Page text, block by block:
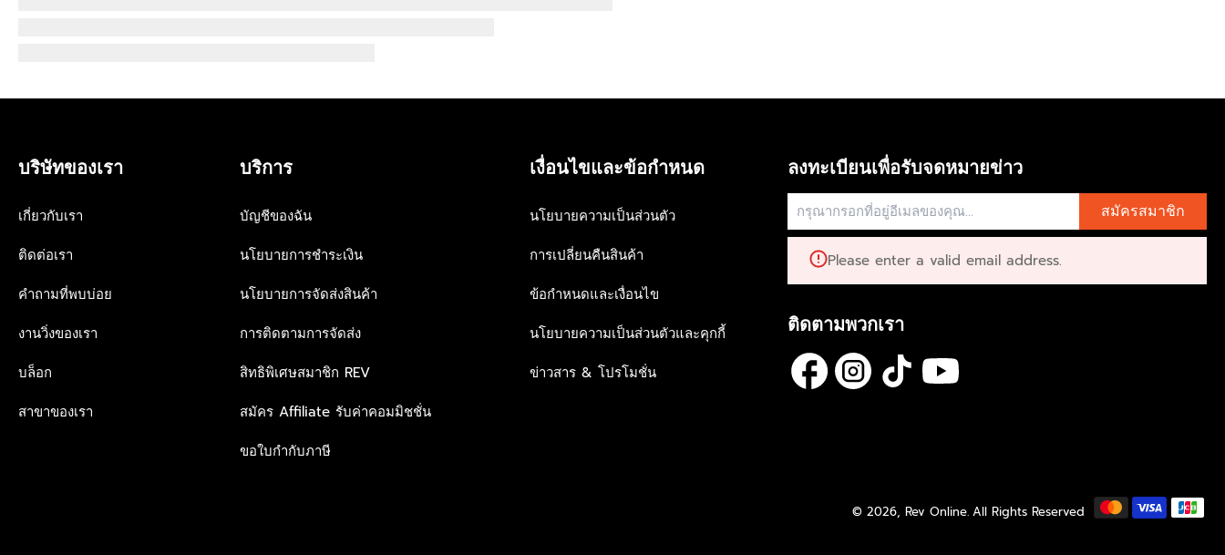
บริษัทของเรา
เกี่ยวกับเรา
ติดต่อเรา
คำถามที่พบบ่อย
งานวิ่งของเรา
บล็อก
สาขาของเรา
บริการ
บัญชีของฉัน
นโยบายการชำระเงิน
นโยบายการจัดส่งสินค้า
การติดตามการจัดส่ง
สิทธิพิเศษสมาชิก REV
สมัคร Affiliate รับค่าคอมมิชชั่น
ขอใบกำกับภาษี
เงื่อนไขและข้อกำหนด
นโยบายความเป็นส่วนตัว
การเปลี่ยนคืนสินค้า
ข้อกำหนดและเงื่อนไข
นโยบายความเป็นส่วนตัวและคุกกี้
ข่าวสาร & โปรโมชั่น
ลงทะเบียนเพื่อรับจดหมายข่าว
สมัครสมาชิก
Please enter a valid email address.
ติดตามพวกเรา
© 2026, Rev Online. All Rights Reserved